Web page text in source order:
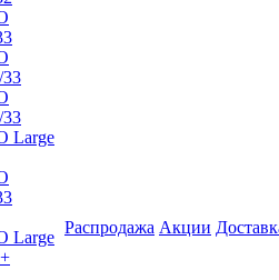
33
33
Large
Large
Распродажа Акции